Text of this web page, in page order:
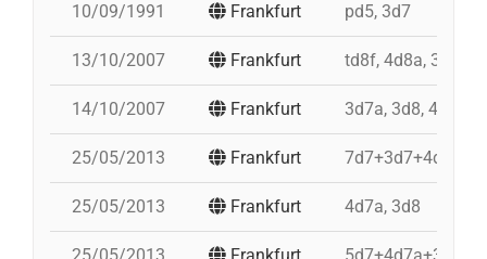
10/09/1991 Frankfurt pd5, 3d7
13/10/2007 Frankfurt td8f, 4d8a, 3d8,
14/10/2007 Frankfurt 3d7a, 3d8, 4d8,
25/05/2013 Frankfurt 7d7+3d7+4d7,
25/05/2013 Frankfurt 4d7a, 3d8